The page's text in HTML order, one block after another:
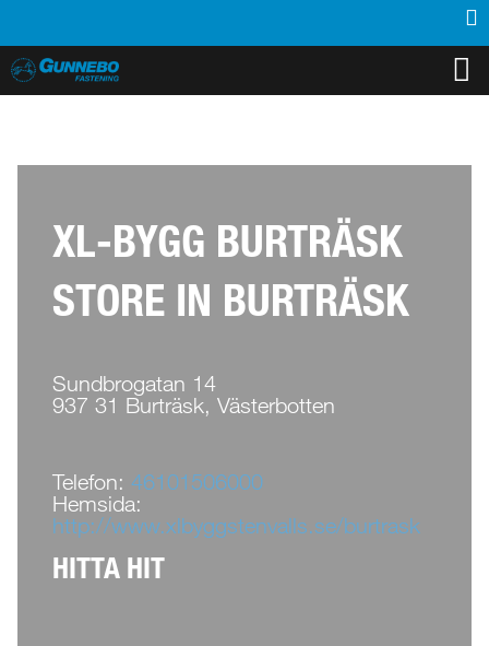
PRODUKTER
SUPPORT
KONTAKT
XL-BYGG BURTRÄSK
STORE IN BURTRÄSK
Sundbrogatan 14
937 31 Burträsk, Västerbotten
Telefon: 46101506000
Hemsida:
http://www.xlbyggstenvalls.se/burtrask
HITTA HIT